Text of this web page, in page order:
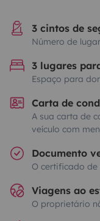
3 cintos de
Número de
3 lugares
Espaço para
Carta de
A sua carta de
veículo com
Documento
O certificado
Viagens ao
O proprietário